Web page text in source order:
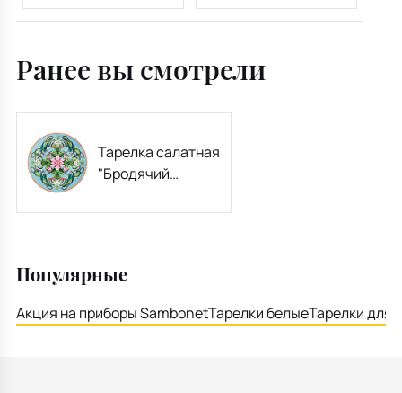
Ранее вы смотрели
Тарелка салатная
"Бродячий
Популярные
Акция на приборы SambonetТарелки белыеТарелки для